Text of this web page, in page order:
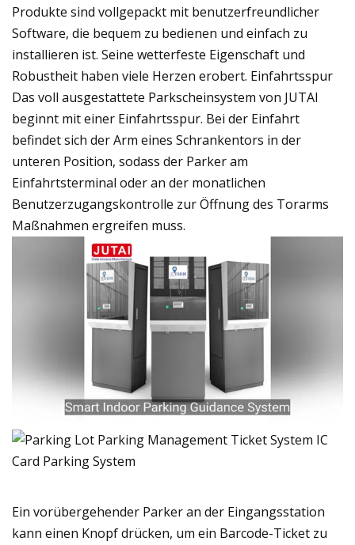
Produkte sind vollgepackt mit benutzerfreundlicher
Software, die bequem zu bedienen und einfach zu
installieren ist. Seine wetterfeste Eigenschaft und
Robustheit haben viele Herzen erobert. Einfahrtsspur
Das voll ausgestattete Parkscheinsystem von JUTAI
beginnt mit einer Einfahrtsspur. Bei der Einfahrt
befindet sich der Arm eines Schrankentors in der
unteren Position, sodass der Parker am
Einfahrtsterminal oder an der monatlichen
Benutzerzugangskontrolle zur Öffnung des Torarms
Maßnahmen ergreifen muss.
Ein vorübergehender Parker an der Eingangsstation
kann einen Knopf drücken, um ein Barcode-Ticket zu